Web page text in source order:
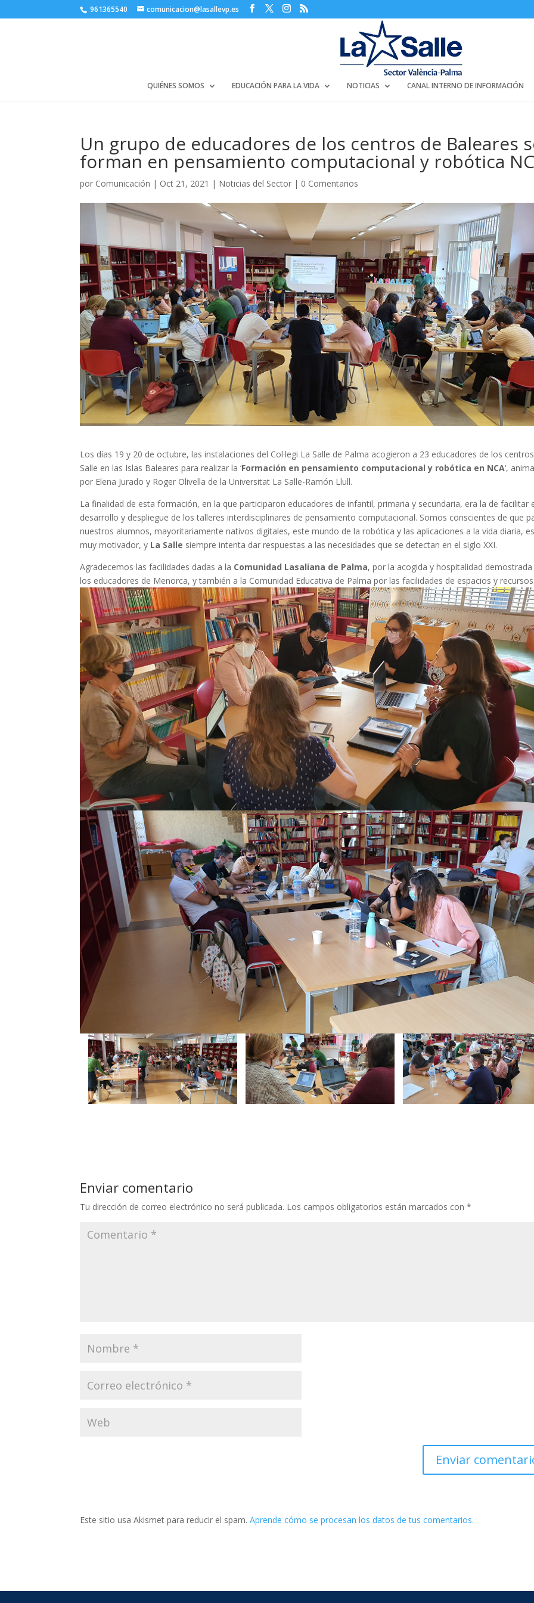
961365540 comunicacion@lasallevp.es
QUIÉNES SOMOS EDUCACIÓN PARA LA VIDA NOTICIAS CANAL INTERNO DE INFORMACIÓN
Un grupo de educadores de los centros de Baleares
forman en pensamiento computacional y robótica
por Comunicación | Oct 21, 2021 | Noticias del Sector | 0 Comentarios
Los días 19 y 20 de octubre, las instalaciones del Col·legi La Salle de Palma acogieron a 23 educadores de los
Salle en las Islas Baleares para realizar la ‘Formación en pensamiento computacional y robótica en NCA‘,
por Elena Jurado y Roger Olivella de la Universitat La Salle-Ramón Llull.
La finalidad de esta formación, en la que participaron educadores de infantil, primaria y secundaria, era la de facilitar
desarrollo y despliegue de los talleres interdisciplinares de pensamiento computacional. Somos conscientes de que
nuestros alumnos, mayoritariamente nativos digitales, este mundo de la robótica y las aplicaciones a la vida diaria,
muy motivador, y La Salle siempre intenta dar respuestas a las necesidades que se detectan en el siglo XXI.
Agradecemos las facilidades dadas a la Comunidad Lasaliana de Palma, por la acogida y hospitalidad
los educadores de Menorca, y también a la Comunidad Educativa de Palma por las facilidades de espacios y
Enviar comentario
Tu dirección de correo electrónico no será publicada. Los campos obligatorios están marcados con*
Este sitio usa Akismet para reducir el spam.Aprende cómo se procesan los datos de tus comentarios.